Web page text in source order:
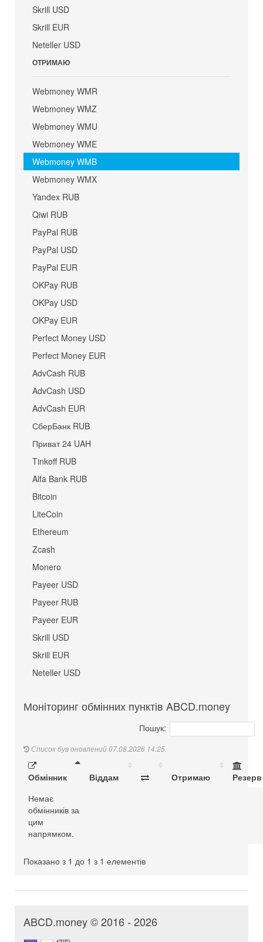
Skrill USD
Skrill EUR
Neteller USD
ОТРИМАЮ
Webmoney WMR
Webmoney WMZ
Webmoney WMU
Webmoney WME
Webmoney WMB
Webmoney WMX
Yandex RUB
Qiwi RUB
PayPal RUB
PayPal USD
PayPal EUR
OKPay RUB
OKPay USD
OKPay EUR
Perfect Money USD
Perfect Money EUR
AdvCash RUB
AdvCash USD
AdvCash EUR
СберБанк RUB
Приват 24 UAH
Tinkoff RUB
Alfa Bank RUB
Bitcoin
LiteCoin
Ethereum
Zcash
Monero
Payeer USD
Payeer RUB
Payeer EUR
Skrill USD
Skrill EUR
Neteller USD
Моніторинг обмінних пунктів ABCD.money
Пошук:
Список був оновлений 07.08.2026 14:25.
Обмінник Віддам Отримаю
Резерв
Немає
обмінників за
цим
напрямком.
Показано з 1 до 1 з 1 елементів
ABCD.money © 2016 - 2026